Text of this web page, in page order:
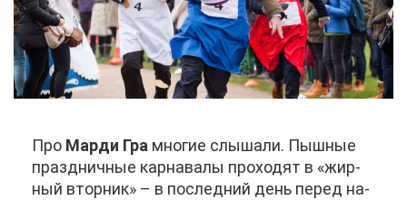
Про Мар­ди Гра мно­гие слы­ша­ли. Пыш­ные
празд­нич­ные кар­на­ва­лы про­хо­дят в «жир­
ный втор­ник» – в по­след­ний день пе­ред на­